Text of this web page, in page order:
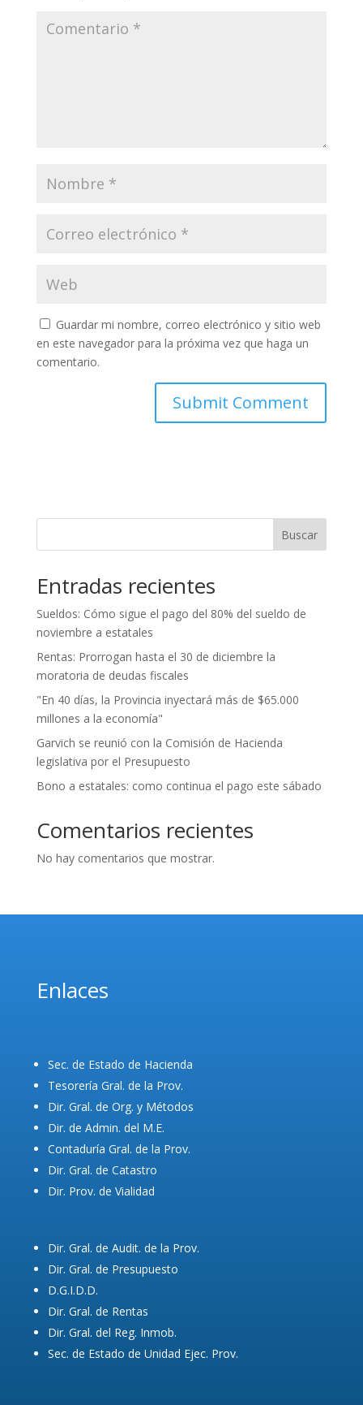
Guardar mi nombre, correo electrónico y sitio web
en este navegador para la próxima vez que haga un
comentario.
Buscar
Entradas recientes
Sueldos: Cómo sigue el pago del 80% del sueldo de
noviembre a estatales
Rentas: Prorrogan hasta el 30 de diciembre la
moratoria de deudas fiscales
"En 40 días, la Provincia inyectará más de $65.000
millones a la economía"
Garvich se reunió con la Comisión de Hacienda
legislativa por el Presupuesto
Bono a estatales: como continua el pago este sábado
Comentarios recientes
No hay comentarios que mostrar.
Enlaces
Sec. de Estado de Hacienda
Tesorería Gral. de la Prov.
Dir. Gral. de Org. y Métodos
Dir. de Admin. del M.E.
Contaduría Gral. de la Prov.
Dir. Gral. de Catastro
Dir. Prov. de Vialidad
Dir. Gral. de Audit. de la Prov.
Dir. Gral. de Presupuesto
D.G.I.D.D.
Dir. Gral. de Rentas
Dir. Gral. del Reg. Inmob.
Sec. de Estado de Unidad Ejec. Prov.